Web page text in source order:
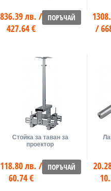
ПОРЪЧАЙ
836.39 лв. /
427.64 €
/
ПОРЪЧАЙ
118.80 лв. /
60.74 €
Стойка за таван за
проектор